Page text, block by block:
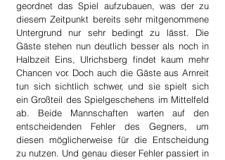
geordnet das Spiel aufzubauen, was der zu
diesem Zeitpunkt bereits sehr mitgenommene
Untergrund nur sehr bedingt zu lässt. Die
Gäste stehen nun deutlich besser als noch in
Halbzeit Eins, Ulrichsberg findet kaum mehr
Chancen vor. Doch auch die Gäste aus Arnreit
tun sich sichtlich schwer, und sie spielt sich
ein Großteil des Spielgeschehens im Mittelfeld
ab. Beide Mannschaften warten auf den
entscheidenden Fehler des Gegners, um
diesen möglicherweise für die Entscheidung
zu nutzen. Und genau dieser Fehler passiert in